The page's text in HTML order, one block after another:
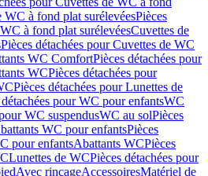
WC à fond plat surélevéesPièces
à fond plat surélevéesCuvettes de
Pièces détachées pour Cuvettes de WC
WC ComfortPièces détachées pour
WCPièces détachées pour
Pièces détachées pour Lunettes de
détachées pour WC pour enfantsWC
WC suspendusWC au solPièces
WC pour enfantsPièces
pour enfantsAbattants WCPièces
Lunettes de WCPièces détachées pour
Avec rinçageAccessoiresMatériel de